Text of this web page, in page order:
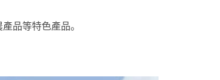
品等特色產品。